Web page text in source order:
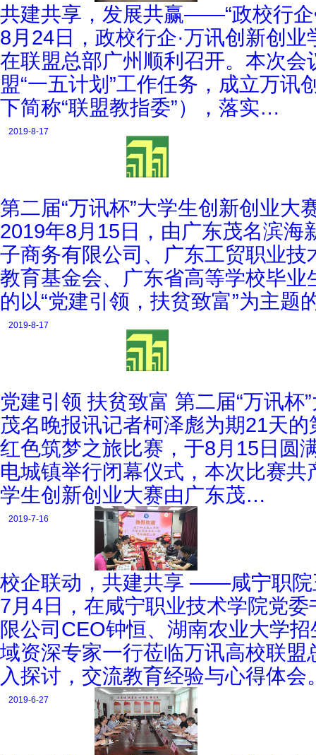
共建共享，发展共赢——“政校行
8月24日，政校行企·万讯创新创
在联盟总部广州顺利召开。本次
盟“一五计划”工作任务，成立万
下简称“联盟教指委”），落实…
2019-8-17
第二届“万讯杯”大学生创新创业
2019年8月15日，由广东茂名滨
子商务有限公司、广东工贸职业
教育基金会、广东省高等学校毕
的以“党建引领，扶贫致富”为主题
2019-8-17
党建引领 扶贫致富 第二届“万讯
茂名晚报讯记者柯泽彪为期21天
红色筑梦之旅比赛，于8月15日圆
电城镇举行闭幕仪式，本次比赛共
学生创新创业大赛由广东茂…
2019-7-16
校企联动，共建共享 ——咸宁职
7月4日，在咸宁职业技术学院党
限公司CEO钟恒、湖南农业大学
域资深专家一行莅临万讯高校联
入探讨，交流教育经验与心得体
2019-6-27